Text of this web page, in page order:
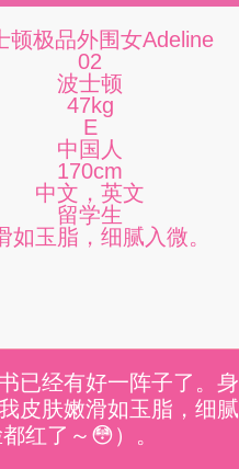
顿极品外围女Adeline
02
波士顿
47kg
E
中国人
170cm
中文，英文
留学生
如玉脂，细腻入微。
已经有好一阵子了。身
皮肤嫩滑如玉脂，细腻
红了～😳）。